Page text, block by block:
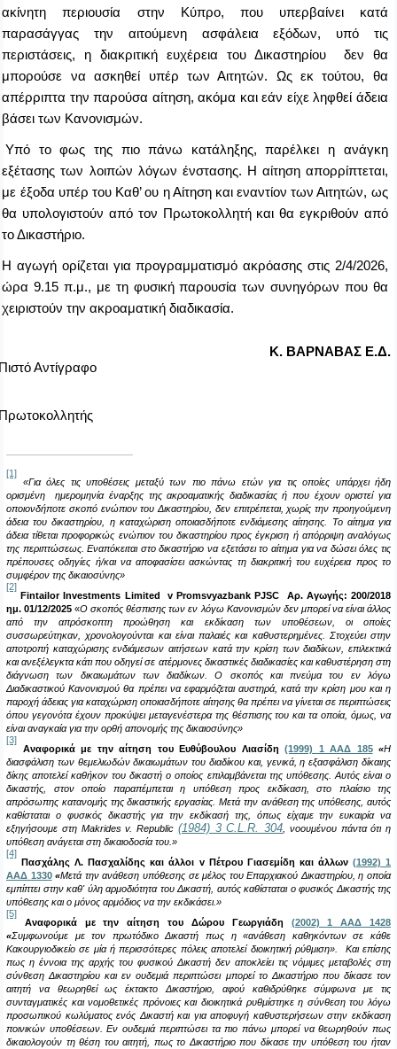
ακίνητη περιουσία στην Κύπρο, που υπερβαίνει κατά
παρασάγγας την αιτούμενη ασφάλεια εξόδων, υπό τις
περιστάσεις, η διακριτική ευχέρεια του Δικαστηρίου δεν θα
μπορούσε να ασκηθεί υπέρ των Αιτητών. Ως εκ τούτου, θα
απέρριπτα την παρούσα αίτηση, ακόμα και εάν είχε ληφθεί άδεια
βάσει των Κανονισμών.
Υπό το φως της πιο πάνω κατάληξης, παρέλκει η ανάγκη
εξέτασης των λοιπών λόγων ένστασης. Η αίτηση απορρίπτεται,
με έξοδα υπέρ του Καθ’ ου η Αίτηση και εναντίον των Αιτητών, ως
θα υπολογιστούν από τον Πρωτοκολλητή και θα εγκριθούν από
το Δικαστήριο.
Η αγωγή ορίζεται για προγραμματισμό ακρόασης στις 2/4/2026,
ώρα 9.15 π.μ., με τη φυσική παρουσία των συνηγόρων που θα
χειριστούν την ακροαματική διαδικασία.
Κ. ΒΑΡΝΑΒΑΣ Ε.Δ.
Αντίγραφο
ς
[1]
«Για όλες τις υποθέσεις μεταξύ των πιο πάνω ετών για τις οποίες υπάρχει ήδη
ορισμένη ημερομηνία έναρξης της ακροαματικής διαδικασίας ή που έχουν οριστεί για
οποιονδήποτε σκοπό ενώπιον του Δικαστηρίου, δεν επιτρέπεται, χωρίς την προηγούμενη
άδεια του δικαστηρίου, η καταχώριση οποιασδήποτε ενδιάμεσης αίτησης. Το αίτημα για
άδεια τίθεται προφορικώς ενώπιον του δικαστηρίου προς έγκριση ή απόρριψη αναλόγως
της περιπτώσεως. Εναπόκειται στο δικαστήριο να εξετάσει το αίτημα για να δώσει όλες τις
πρέπουσες οδηγίες ή/και να αποφασίσει ασκώντας τη διακριτική του ευχέρεια προς το
συμφέρον της δικαιοσύνης»
[2]
Fintailor Investments Limited v Promsvyazbank PJSC Αρ. Αγωγής: 200/2018
ημ.01/12/2025 «Ο σκοπός θέσπισης των εν λόγω Κανονισμών δεν μπορεί να είναι άλλος
από την απρόσκοπτη προώθηση και εκδίκαση των υποθέσεων, οι οποίες
συσσωρεύτηκαν, χρονολογούνται και είναι παλαιές και καθυστερημένες. Στοχεύει στην
αποτροπή καταχώρισης ενδιάμεσων αιτήσεων κατά την κρίση των διαδίκων, επιλεκτικά
και ανεξέλεγκτα κάτι που οδηγεί σε ατέρμονες δικαστικές διαδικασίες και καθυστέρηση στη
διάγνωση των δικαιωμάτων των διαδίκων. Ο σκοπός και πνεύμα του εν λόγω
Διαδικαστικού Κανονισμού θα πρέπει να εφαρμόζεται αυστηρά, κατά την κρίση μου και η
παροχή άδειας για καταχώριση οποιασδήποτε αίτησης θα πρέπει να γίνεται σε περιπτώσεις
όπου γεγονότα έχουν προκύψει μεταγενέστερα της θέσπισης του και τα οποία, όμως, να
είναι αναγκαία για την ορθή απονομής της δικαιοσύνης»
[3]
Αναφορικά με την αίτηση του Ευθύβουλου Λιασίδη (1999) 1 ΑΑΔ 185 «Η
διασφάλιση των θεμελιωδών δικαιωμάτων του διαδίκου και, γενικά, η εξασφάλιση δίκαιης
δίκης αποτελεί καθήκον του δικαστή ο οποίος επιλαμβάνεται της υπόθεσης. Αυτός είναι ο
δικαστής, στον οποίο παραπέμπεται η υπόθεση προς εκδίκαση, στο πλαίσιο της
απρόσωπης κατανομής της δικαστικής εργασίας. Μετά την ανάθεση της υπόθεσης, αυτός
καθίσταται ο φυσικός δικαστής για την εκδίκασή της, όπως είχαμε την ευκαιρία να
εξηγήσουμε στη Makrides v. Republic (1984) 3 C.L.R. 304 , νοουμένου πάντα ότι η
υπόθεση ανάγεται στη δικαιοδοσία του. »
[4]
Πασχάλης Λ. Πασχαλίδης και άλλοι vΠέτρου Γιασεμίδη και άλλων (1992) 1
ΑΑΔ 1330 «Μετά την ανάθεση υπόθεσης σε μέλος του Επαρχιακού Δικαστηρίου, η οποία
εμπίπτει στην καθ' ύλη αρμοδιότητα του Δικαστή, αυτός καθίσταται ο φυσικός Δικαστής της
υπόθεσης και ο μόνος αρμόδιος να την εκδικάσει.»
[5]
Αναφορικά με την αίτηση του Δώρου Γεωργιάδη (2002) 1 ΑΑΔ 1428
«Συμφωνούμε με τον πρωτόδικο Δικαστή πως η «ανάθεση καθηκόντων σε κάθε
Κακουργιοδικείο σε μία ή περισσότερες πόλεις αποτελεί διοικητική ρύθμιση». Και επίσης
πως η έννοια της αρχής του φυσικού Δικαστή δεν αποκλείει τις νόμιμες μεταβολές στη
σύνθεση Δικαστηρίου και εν ουδεμιά περιπτώσει μπορεί το Δικαστήριο που δίκασε τον
αιτητή να θεωρηθεί ως έκτακτο Δικαστήριο, αφού καθιδρύθηκε σύμφωνα με τις
συνταγματικές και νομοθετικές πρόνοιες και διοικητικά ρυθμίστηκε η σύνθεση του λόγω
προσωπικού κωλύματος ενός Δικαστή και για αποφυγή καθυστερήσεων στην εκδίκαση
ποινικών υποθέσεων. Εν ουδεμιά περιπτώσει τα πιο πάνω μπορεί να θεωρηθούν πως
δικαιολογούν τη θέση του αιτητή, πως το Δικαστήριο που δίκασε την υπόθεση του ήταν